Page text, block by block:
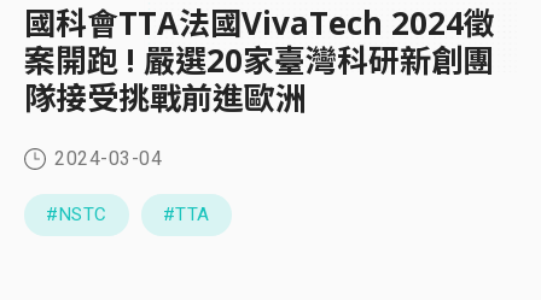
國科會TTA法國VivaTech 2024徵
案開跑 ! 嚴選20家臺灣科研新創團
隊接受挑戰前進歐洲
2024-03-04
#NSTC #TTA